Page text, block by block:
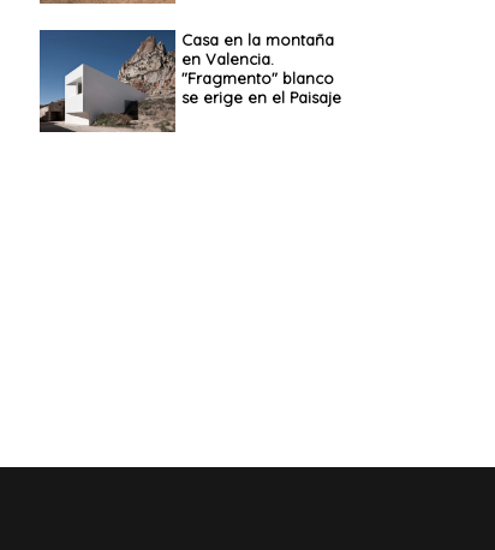
Casa en la montaña
en Valencia.
"Fragmento" blanco
se erige en el Paisaje